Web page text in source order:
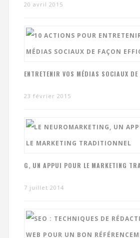
20 avril 2015
ENTRETENIR VOS MÉDIAS SOCIAUX DE
23 février 2015
G, UN APPUI POUR LE MARKETING
7 juillet 2014